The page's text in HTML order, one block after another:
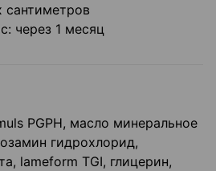
сантиметров
через 1 месяц
PGPH, масло минеральное
гидрохлорид,
lameform TGI, глицерин,